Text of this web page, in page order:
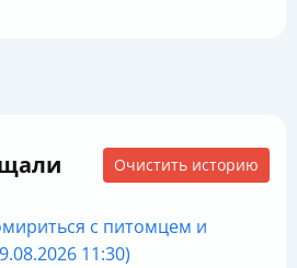
Очистить историю
с питомцем и
11:30)